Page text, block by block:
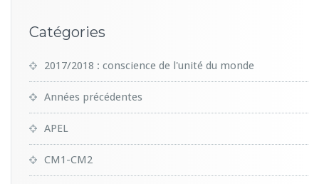
Catégories
2017/2018 : conscience de l'unité du monde
Années précédentes
APEL
CM1-CM2